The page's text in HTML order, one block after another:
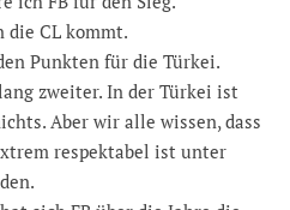
die CL kommt.
Punkten für die Türkei.
zweiter. In der Türkei ist
Aber wir alle wissen, dass
respektabel ist unter